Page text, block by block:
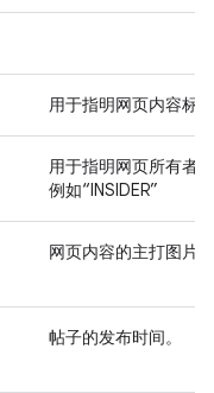
用于指明网页内容标
用于指明网页所有者
例如“INSIDER”
网页内容的主打图片
帖子的发布时间。